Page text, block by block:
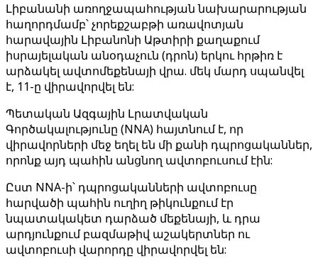
Լիբանանի առողջապահության նախարարության
հաղորդմամբ՝ չորեքշաբթի առավոտյան
հարավային Լիբանոնի Աթտիրի քաղաքում
իսրայելական անօդաչուն (դրոն) երկու հրթիռ է
արձակել ավտոմեքենայի վրա. մեկ մարդ սպանվել
է, 11-ը վիրավորվել են:
Պետական Ազգային Լրատվական
Գործակալությունը (NNA) հայտնում է, որ
վիրավորների մեջ եղել են մի քանի դպրոցականներ,
որոնք այդ պահին անցնող ավտոբուսում էին:
Ըստ NNA-ի՝ դպրոցականների ավտոբուսը
հարվածի պահին ուղիղ թիկունքում էր
նպատակակետ դարձած մեքենայի, և դրա
արդյունքում բազմաթիվ աշակերտներ ու
ավտոբուսի վարորդը վիրավորվել են: